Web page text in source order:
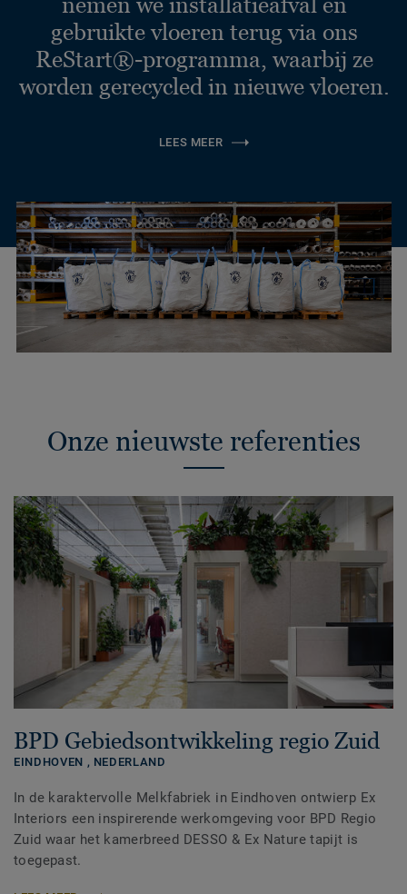
gebruikte vloeren terug via ons
ReStart®-programma, waarbij ze
worden gerecycled in nieuwe vloeren.
LEES MEER
Onze nieuwste referenties
BPD Gebiedsontwikkeling regio Zuid
EINDHOVEN , NEDERLAND
In de karaktervolle Melkfabriek in Eindhoven ontwierp Ex
Interiors een inspirerende werkomgeving voor BPD Regio
Zuid waar het kamerbreed DESSO & Ex Nature tapijt is
toegepast.